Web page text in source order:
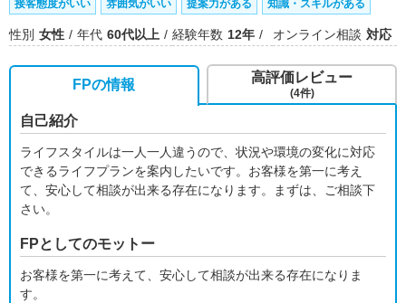
接客態度がいい 雰囲気がいい 提案力がある 知識・スキルがある
性別 女性 年代 60代以上 経験年数 12年 オンライン相談 対応
FPの情報
自己紹介
ライフスタイルは一人一人違うので、状況や環境の変化に対応
できるライフプランを案内したいです。お客様を第一に考え
て、安心して相談が出来る存在になります。まずは、ご相談下
さい。
FPとしてのモットー
お客様を第一に考えて、安心して相談が出来る存在になりま
す。
高評価レビュー
(4件)